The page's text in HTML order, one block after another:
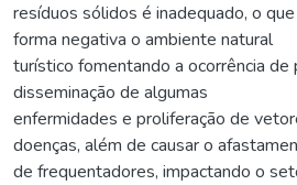
resíduos sólidos é inadequado, o
forma negativa o ambiente natural
turístico fomentando a ocorrência de
disseminação de algumas
enfermidades e proliferação de
doenças, além de causar o
de frequentadores, impactando o